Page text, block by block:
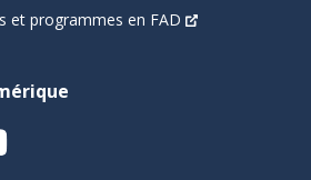
et programmes en FAD